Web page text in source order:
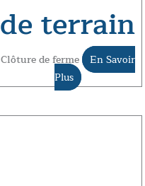
de terrain
Clôture de ferme
En Savoir
Plus